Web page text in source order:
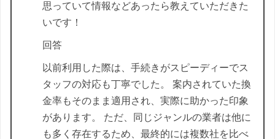
思っていて情報などあったら教えていただきた
いです！
回答
以前利用した際は、手続きがスピーディーでス
タッフの対応も丁寧でした。 案内されていた換
金率もそのまま適用され、実際に助かった印象
があります。 ただ、同じジャンルの業者は他に
も多く存在するため、最終的には複数社を比べ